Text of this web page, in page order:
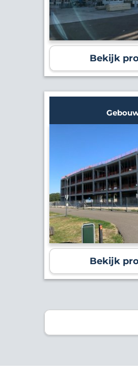
Bekijk
Bekijk